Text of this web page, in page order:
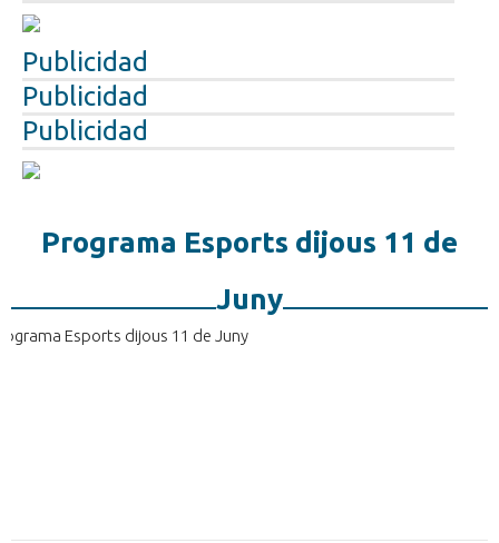
Publicidad
Publicidad
Publicidad
Programa Esports dijous 11 de
Juny